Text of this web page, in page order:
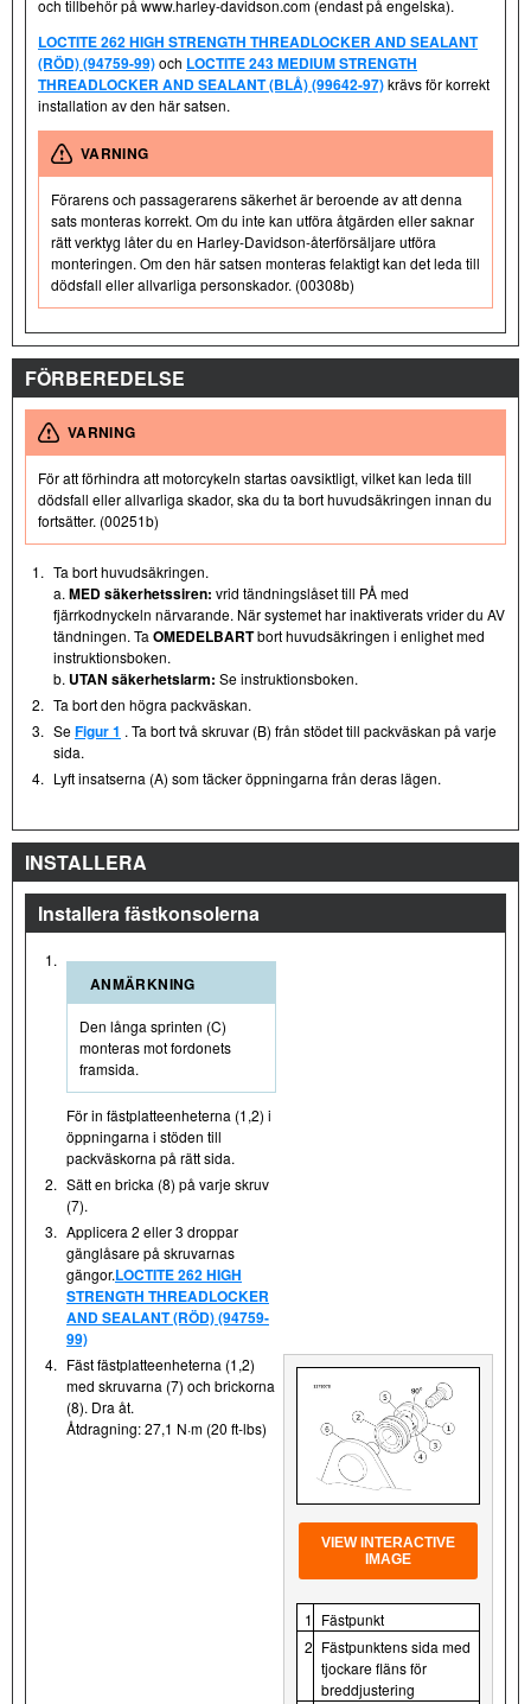
och tillbehör på www.harley-davidson.com (endast på engelska).
LOCTITE 262 HIGH STRENGTH THREADLOCKER AND SEALANT
(RÖD) (94759-99)och LOCTITE 243 MEDIUM STRENGTH
THREADLOCKER AND SEALANT (BLÅ) (99642-97)krävs för korrekt
installation av den här satsen.
VARNING
Förarens och passagerarens säkerhet är beroende av att denna
sats monteras korrekt. Om du inte kan utföra åtgärden eller saknar
rätt verktyg låter du en Harley-Davidson-återförsäljare utföra
monteringen. Om den här satsen monteras felaktigt kan det leda till
dödsfall eller allvarliga personskador. (00308b)
FÖRBEREDELSE
VARNING
För att förhindra att motorcykeln startas oavsiktligt, vilket kan leda till
dödsfall eller allvarliga skador, ska du ta bort huvudsäkringen innan du
fortsätter. (00251b)
1. Ta bort huvudsäkringen.
a. MED säkerhetssiren: vrid tändningslåset till PÅ med
fjärrkodnyckeln närvarande. När systemet har inaktiverats vrider du AV
tändningen. Ta OMEDELBARTbort huvudsäkringen i enlighet med
instruktionsboken.
b. UTAN säkerhetslarm: Se instruktionsboken.
2. Ta bort den högra packväskan.
3. SeFigur 1 . Ta bort två skruvar (B) från stödet till packväskan på varje
sida.
4. Lyft insatserna (A) som täcker öppningarna från deras lägen.
INSTALLERA
Installera fästkonsolerna
1.
ANMÄRKNING
Den långa sprinten (C)
monteras mot fordonets
framsida.
För in fästplatteenheterna (1,2) i
öppningarna i stöden till
packväskorna på rätt sida.
2. Sätt en bricka (8) på varje skruv
(7).
3. Applicera 2 eller 3 droppar
gänglåsare på skruvarnas
gängor.LOCTITE 262 HIGH
STRENGTH THREADLOCKER
AND SEALANT (RÖD) (94759-
99)
4. Fäst fästplatteenheterna (1,2)
med skruvarna (7) och brickorna
(8). Dra åt.
Åtdragning: 27,1 N·m (20 ft-lbs)
VIEW INTERACTIVE
IMAGE
1 Fästpunkt
2 Fästpunktens sida med
tjockare fläns för
breddjustering